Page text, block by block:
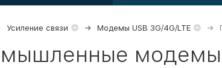
Усиление связи Модемы USB 3G/4G/LTE
модемы